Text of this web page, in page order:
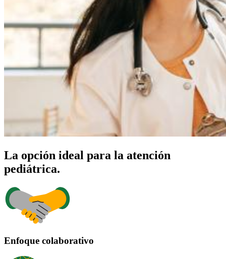
La opción ideal para la atención
pediátrica.
Enfoque colaborativo